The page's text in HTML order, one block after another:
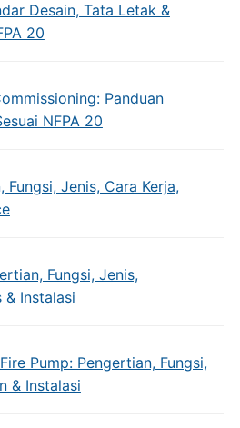
Desain, Tata Letak &
20
Panduan
NFPA 20
Fungsi, Jenis, Cara Kerja,
Fungsi, Jenis,
& Instalasi
Pump: Pengertian, Fungsi,
& Instalasi